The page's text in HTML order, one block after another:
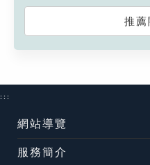
推薦
:::
網站導覽
服務簡介